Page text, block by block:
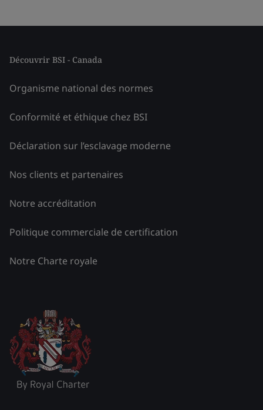
Découvrir BSI - Canada
Organisme national des normes
Conformité et éthique chez BSI
Déclaration sur l’esclavage moderne
Nos clients et partenaires
Notre accréditation
Politique commerciale de certification
Notre Charte royale